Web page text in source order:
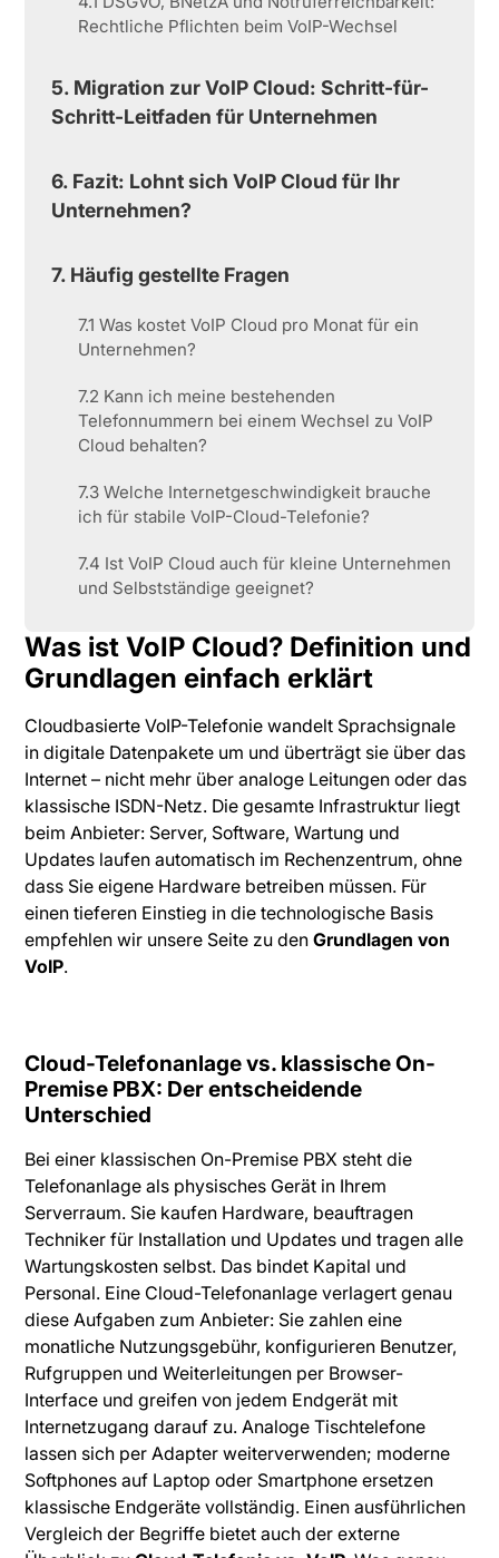
Was ist VoIP Cloud? Definition und
Grundlagen einfach erklärt
Cloudbasierte VoIP-Telefonie wandelt Sprachsignale
in digitale Datenpakete um und überträgt sie über das
Internet – nicht mehr über analoge Leitungen oder das
klassische ISDN-Netz. Die gesamte Infrastruktur liegt
beim Anbieter: Server, Software, Wartung und
Updates laufen automatisch im Rechenzentrum, ohne
dass Sie eigene Hardware betreiben müssen. Für
einen tieferen Einstieg in die technologische Basis
empfehlen wir unsere Seite zu denGrundlagen von
VoIP.
Cloud-Telefonanlage vs. klassische On-
Premise PBX: Der entscheidende
Unterschied
Bei einer klassischen On-Premise PBX steht die
Telefonanlage als physisches Gerät in Ihrem
Serverraum. Sie kaufen Hardware, beauftragen
Techniker für Installation und Updates und tragen alle
Wartungskosten selbst. Das bindet Kapital und
Personal. Eine Cloud-Telefonanlage verlagert genau
diese Aufgaben zum Anbieter: Sie zahlen eine
monatliche Nutzungsgebühr, konfigurieren Benutzer,
Rufgruppen und Weiterleitungen per Browser-
Interface und greifen von jedem Endgerät mit
Internetzugang darauf zu. Analoge Tischtelefone
lassen sich per Adapter weiterverwenden; moderne
Softphones auf Laptop oder Smartphone ersetzen
klassische Endgeräte vollständig. Einen ausführlichen
Vergleich der Begriffe bietet auch der externe
Rechtliche Pflichten beim VoIP-Wechsel
5. Migration zur VoIP Cloud: Schritt-für-
Schritt-Leitfaden für Unternehmen
6. Fazit: Lohnt sich VoIP Cloud für Ihr
Unternehmen?
7. Häufig gestellte Fragen
7.1 Was kostet VoIP Cloud pro Monat für ein
Unternehmen?
7.2 Kann ich meine bestehenden
Telefonnummern bei einem Wechsel zu VoIP
Cloud behalten?
7.3 Welche Internetgeschwindigkeit brauche
ich für stabile VoIP-Cloud-Telefonie?
7.4 Ist VoIP Cloud auch für kleine Unternehmen
und Selbstständige geeignet?